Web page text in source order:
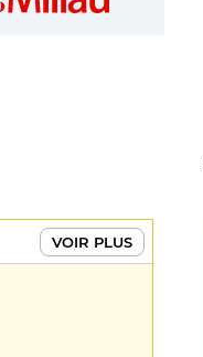
VOIR PLUS